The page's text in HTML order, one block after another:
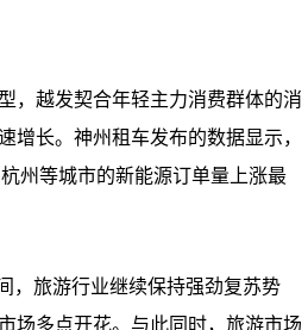
越发契合年轻主力消费群体的消
增长。神州租车发布的数据显示，
州等城市的新能源订单量上涨最
旅游行业继续保持强劲复苏势
场多点开花。与此同时，旅游市场